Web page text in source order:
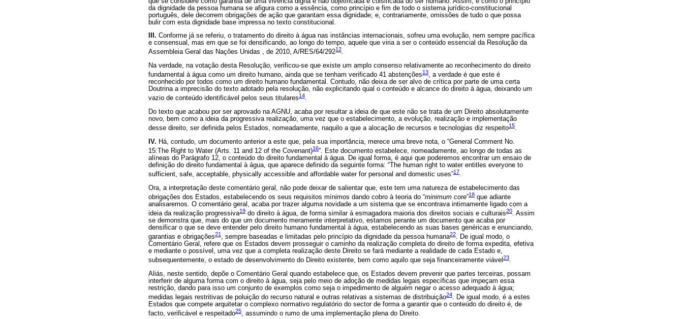
da dignidade da pessoa humana se afigura como a essência, como princípio e fim de todo o sistema jurídico-constitucional
português, dele decorrem obrigações de ação que garantam essa dignidade; e, contrariamente, omissões de tudo o que possa
bulir com esta dignidade base impressa no texto constitucional.
III. Conforme já se referiu, o tratamento do direito à água nas instâncias internacionais, sofreu uma evolução, nem sempre pacífica
e consensual, mas em que se foi densificando, ao longo do tempo, aquele que viria a ser o conteúdo essencial da Resolução da
Assembleia Geral das Nações Unidas , de 2010, A/RES/64/29212.
Na verdade, na votação desta Resolução, verificou-se que existe um amplo consenso relativamente ao reconhecimento do direito
fundamental à água como um direito humano, ainda que se tenham verificado 41 abstenções13, a verdade é que este é
reconhecido por todos como um direito humano fundamental. Contudo, não deixa de ser alvo de crítica por parte de uma certa
Doutrina a imprecisão do texto adotado pela resolução, não explicitando qual o conteúdo e alcance do direito à água, deixando um
vazio de conteúdo identificável pelos seus titulares14.
Do texto que acabou por ser aprovado na AGNU, acaba por resultar a ideia de que este não se trata de um Direito absolutamente
novo, bem como a ideia da progressiva realização, uma vez que o estabelecimento, a evolução, realização e implementação
desse direito, ser definida pelos Estados, nomeadamente, naquilo a que a alocação de recursos e tecnologias diz respeito15.
IV. Há, contudo, um documento anterior a este que, pela sua importância, merece uma breve nota, o “General Comment No.
15:The Right to Water (Arts. 11 and 12 of the Covenant)16”. Este documento estabelece, nomeadamente, ao longo de todas as
alíneas do Parágrafo 12, o conteúdo do direito fundamental à água. De igual forma, é aqui que poderemos encontrar um ensaio de
definição do direito fundamental à água, que aparece definido da seguinte forma: “The human right to water entitles everyone to
sufficient, safe, acceptable, physically accessible and affordable water for personal and domestic uses”17.
Ora, a interpretação deste comentário geral, não pode deixar de salientar que, este tem uma natureza de estabelecimento das
obrigações dos Estados, estabelecendo os seus requisitos mínimos dando cobro à teoria do “minimum core”18 que adiante
analisaremos. O comentário geral, acaba por trazer alguma novidade a um sistema que se encontrava intimamente ligado com a
ideia da realização progressiva19 do direito à água, de forma similar à esmagadora maioria dos direitos sociais e culturais20. Assim
se demonstra que, mais do que um documento meramente interpretativo, estamos perante um documento que acaba por
densificar o que se deve entender pelo direito humano fundamental à água, estabelecendo as suas bases genéricas e enunciando,
garantias e obrigações21 , sempre baseadas e limitadas pelo princípio da dignidade da pessoa humana22. De igual modo, o
Comentário Geral, refere que os Estados devem prosseguir o caminho da realização completa do direito de forma expedita, efetiva
e mediante o possível, uma vez que a completa realização deste Direito se fará mediante a realidade de cada Estado e,
subsequentemente, o estado de desenvolvimento do Direito existente, bem como aquilo que seja financeiramente viável 23.
Aliás, neste sentido, depõe o Comentário Geral quando estabelece que, os Estados devem prevenir que partes terceiras, possam
interferir de alguma forma com o direito à água, seja pelo meio de adoção de medidas legais específicas que impeçam essa
restrição, dando para isso um conjunto de exemplos como seja o impedimento de alguém negar o acesso adequado à água;
medidas legais restritivas de poluição do recurso natural e outras relativas a sistemas de distribuição24. De igual modo, é a estes
Estados que compete arquitetar o complexo normativo regulatório do sector de forma a garantir que o conteúdo do direito é, de
facto, verificável e respeitado25, assumindo o rumo de uma implementação plena do Direito.